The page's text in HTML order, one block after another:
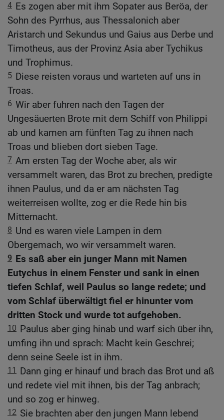
4 Es zogen aber mit ihm Sopater aus Beröa, der
Sohn des Pyrrhus, aus Thessalonich aber
Aristarch und Sekundus und Gaius aus Derbe und
Timotheus, aus der Provinz Asia aber Tychikus
und Trophimus.
5 Diese reisten voraus und warteten auf uns in
Troas.
6 Wir aber fuhren nach den Tagen der
Ungesäuerten Brote mit dem Schiff von Philippi
ab und kamen am fünften Tag zu ihnen nach
Troas und blieben dort sieben Tage.
7 Am ersten Tag der Woche aber, als wir
versammelt waren, das Brot zu brechen, predigte
ihnen Paulus, und da er am nächsten Tag
weiterreisen wollte, zog er die Rede hin bis
Mitternacht.
8 Und es waren viele Lampen in dem
Obergemach, wo wir versammelt waren.
9 Es saß aber ein junger Mann mit Namen
Eutychus in einem Fenster und sank in einen
tiefen Schlaf, weil Paulus so lange redete; und
vom Schlaf überwältigt fiel er hinunter vom
dritten Stock und wurde tot aufgehoben.
10 Paulus aber ging hinab und warf sich über ihn,
umfing ihn und sprach: Macht kein Geschrei;
denn seine Seele ist in ihm.
11
Dann ging er hinauf und brach das Brot und aß
und redete viel mit ihnen, bis der Tag anbrach;
und so zog er hinweg.
12 Sie brachten aber den jungen Mann lebend